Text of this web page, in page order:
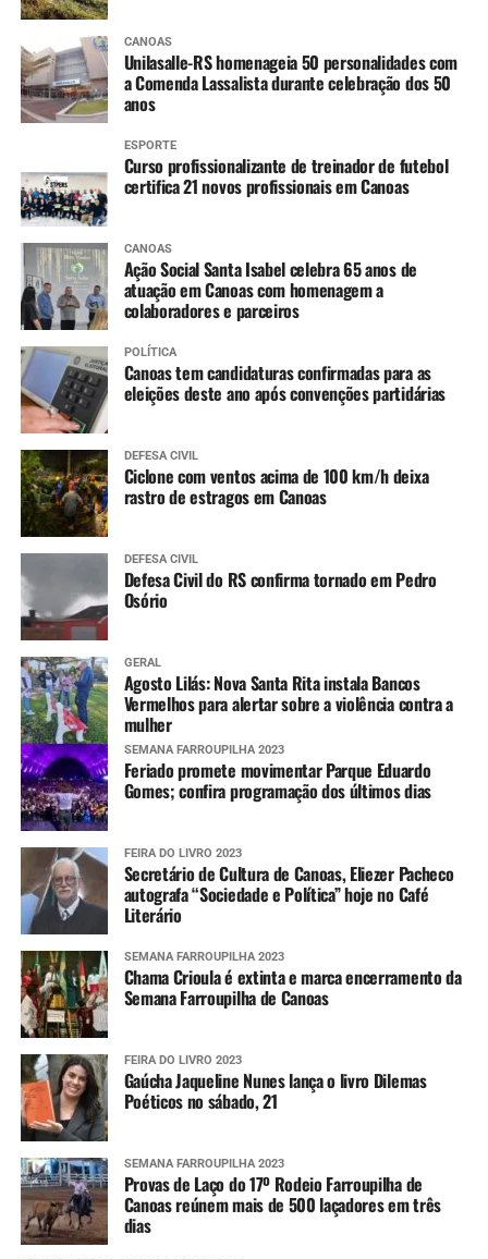
de atividades pedagógicas
no pátio.”
CANOAS
Unilasalle-RS homenageia 50 personalidades com
a Comenda Lassalista durante celebração dos 50
anos
ESPORTE
Curso profissionalizante de treinador de futebol
certifica 21 novos profissionais em Canoas
CANOAS
Ação Social Santa Isabel celebra 65 anos de
atuação em Canoas com homenagem a
colaboradores e parceiros
POLÍTICA
Canoas tem candidaturas confirmadas para as
eleições deste ano após convenções partidárias
DEFESA CIVIL
Ciclone com ventos acima de 100 km/h deixa
rastro de estragos em Canoas
DEFESA CIVIL
Defesa Civil do RS confirma tornado em Pedro
Osório
GERAL
Agosto Lilás: Nova Santa Rita instala Bancos
Vermelhos para alertar sobre a violência contra a
mulher
SEMANA FARROUPILHA 2023
Feriado promete movimentar Parque Eduardo
Gomes; confira programação dos últimos dias
FEIRA DO LIVRO 2023
Secretário de Cultura de Canoas, Eliezer Pacheco
autografa “Sociedade e Política” hoje no Café
Literário
SEMANA FARROUPILHA 2023
Chama Crioula é extinta e marca encerramento da
Semana Farroupilha de Canoas
FEIRA DO LIVRO 2023
Gaúcha Jaqueline Nunes lança o livro Dilemas
Poéticos no sábado, 21
SEMANA FARROUPILHA 2023
Provas de Laço do 17º Rodeio Farroupilha de
Canoas reúnem mais de 500 laçadores em três
dias